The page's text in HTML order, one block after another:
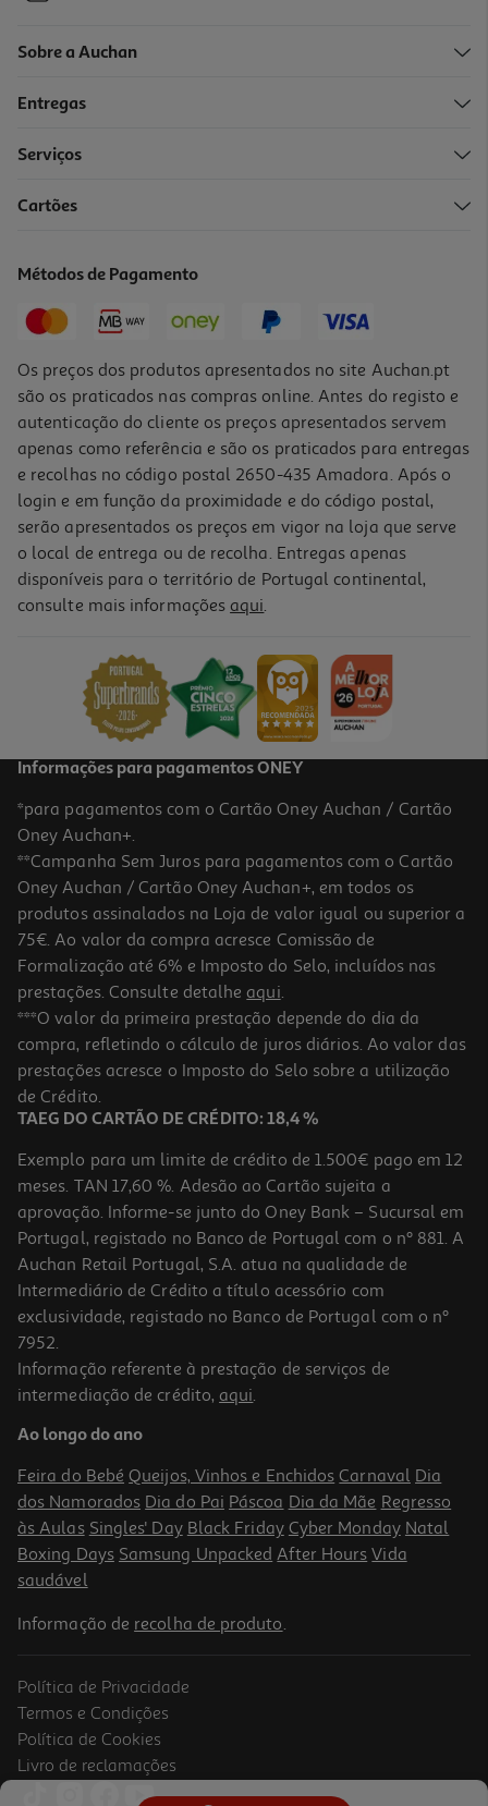
Sobre a Auchan
Entregas
Serviços
Cartões
Métodos de Pagamento
Os preços dos produtos apresentados no site Auchan.pt
são os praticados nas compras online. Antes do registo e
autenticação do cliente os preços apresentados servem
apenas como referência e são os praticados para entregas
e recolhas no código postal 2650-435 Amadora. Após o
login e em função da proximidade e do código postal,
serão apresentados os preços em vigor na loja que serve
o local de entrega ou de recolha. Entregas apenas
disponíveis para o território de Portugal continental,
consulte mais informações aqui.
Informações para pagamentos ONEY
*para pagamentos com o Cartão Oney Auchan / Cartão
Oney Auchan+.
**Campanha Sem Juros para pagamentos com o Cartão
Oney Auchan / Cartão Oney Auchan+, em todos os
produtos assinalados na Loja de valor igual ou superior a
75€. Ao valor da compra acresce Comissão de
Formalização até 6% e Imposto do Selo, incluídos nas
prestações. Consulte detalhe aqui.
***O valor da primeira prestação depende do dia da
compra, refletindo o cálculo de juros diários. Ao valor das
prestações acresce o Imposto do Selo sobre a utilização
de Crédito.
TAEG DO CARTÃO DE CRÉDITO: 18,4 %
Exemplo para um limite de crédito de 1.500€ pago em 12
meses. TAN 17,60 %. Adesão ao Cartão sujeita a
aprovação. Informe-se junto do Oney Bank – Sucursal em
Portugal, registado no Banco de Portugal com o nº 881. A
Auchan Retail Portugal, S.A. atua na qualidade de
Intermediário de Crédito a título acessório com
exclusividade, registado no Banco de Portugal com o nº
7952.
Informação referente à prestação de serviços de
intermediação de crédito, aqui.
Ao longo do ano
Feira do Bebé Queijos, Vinhos e Enchidos Carnaval Dia
dos Namorados Dia do Pai Páscoa Dia da Mãe Regresso
às Aulas Singles' Day Black Friday Cyber Monday Natal
Boxing Days Samsung Unpacked After Hours Vida
saudável
Informação de recolha de produto.
Política de Privacidade
Termos e Condições
Política de Cookies
Livro de reclamações